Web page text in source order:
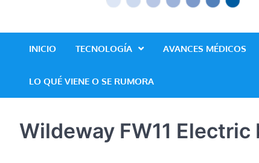
INICIO TECNOLOGÍA AVANCES MÉDICOS
LO QUÉ VIENE O SE RUMORA
Wildeway FW11 Electric